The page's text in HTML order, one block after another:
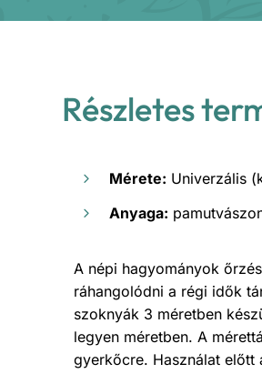
Részletes
Mérete: Univerzális
Anyaga:
A népi hagyományok
ráhangolódni a régi idők
szoknyák 3 méretben
legyen méretben. A
gyerkőcre. Használat előtt